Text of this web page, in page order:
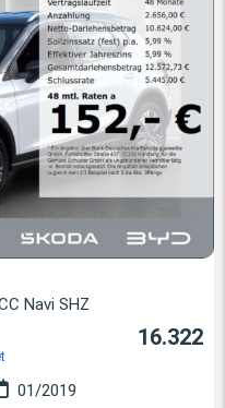
Navi SHZ
16.322
01/2019